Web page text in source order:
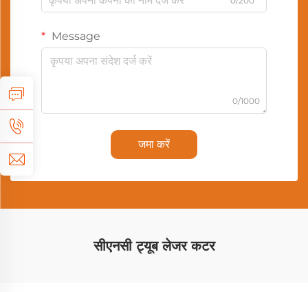
Message
0/1000
जमा करें
सीएनसी ट्यूब लेजर कटर